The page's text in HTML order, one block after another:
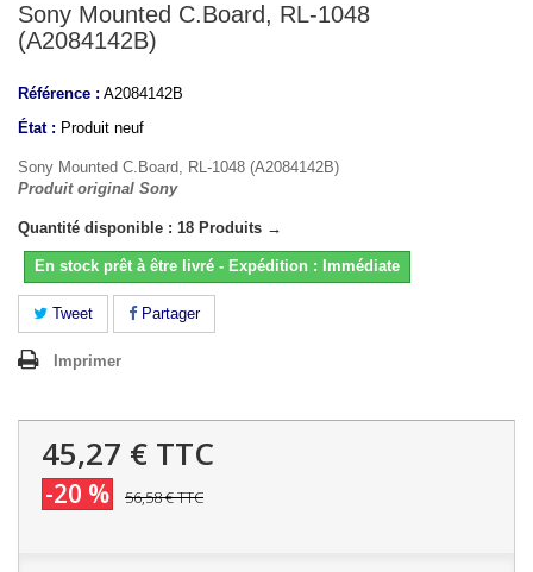
Sony Mounted C.Board, RL-1048
(A2084142B)
Référence : A2084142B
État : Produit neuf
Sony Mounted C.Board, RL-1048 (A2084142B)
Produit original Sony
Quantité disponible : 18 Produits →
En stock prêt à être livré - Expédition : Immédiate
Tweet Partager
Imprimer
45,27 € TTC
-20 % 56,58 €TTC